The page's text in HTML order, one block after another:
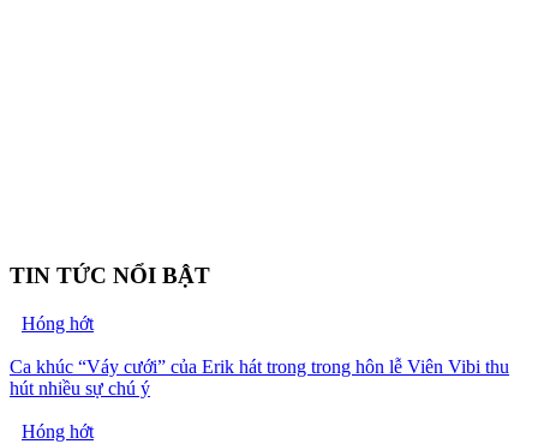
TIN TỨC NỔI BẬT
Hóng hớt
Ca khúc “Váy cưới” của Erik hát trong trong hôn lễ Viên Vibi thu
hút nhiều sự chú ý
Hóng hớt